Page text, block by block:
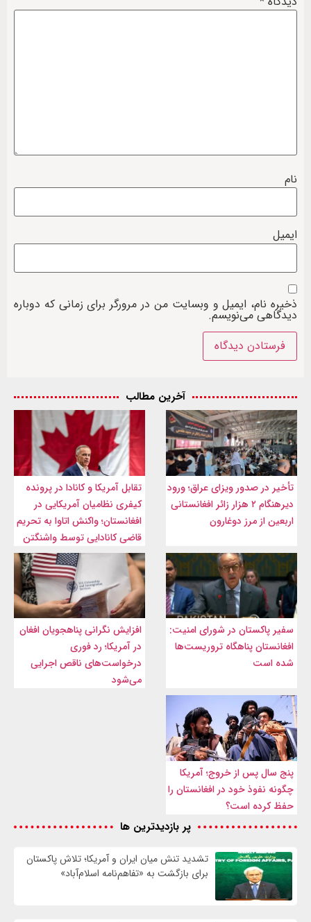
نام
ایمیل
ذخیره نام، ایمیل و وبسایت من در مرورگر برای زمانی که دوباره
دیدگاهی می‌نویسم.
آخرین مطالب
تأخیر در صدور ویزای عراق؛ ورود
دیرهنگام ۲ هزار زائر افغانستانی
اربعین از مرز دوغارون
تقابل آمریکا و کانادا در پرونده
کیفری نظامیان آمریکایی در
افغانستان؛ واکنش اتاوا به تحریم
قاضی کانادایی توسط واشنگتن
سفیر پاکستان در شورای امنیت:
افغانستان پناهگاه تروریست‌ها
شده است
افزایش نگرانی پناهجویان افغان
در آمریکا؛ رد فوری
درخواست‌های ناقص اجرایی
می‌شود
پنج سال پس از خروج؛ آمریکا
چگونه نفوذ خود در افغانستان را
حفظ کرده است؟
پر بازدیدترین ها
تشدید تنش میان ایران و آمریکا؛ تلاش پاکستان
برای بازگشت به «تفاهم‌نامه اسلام‌آباد»